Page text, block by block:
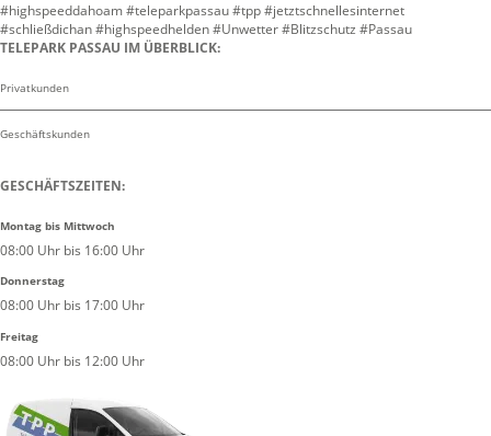
#highspeeddahoam #teleparkpassau #tpp #jetztschnellesinternet
#schließdichan #highspeedhelden #Unwetter #Blitzschutz #Passau
TELEPARK PASSAU IM ÜBERBLICK:
Privatkunden
Geschäftskunden
GESCHÄFTSZEITEN:
Montag bis Mittwoch
08:00 Uhr bis 16:00 Uhr
Donnerstag
08:00 Uhr bis 17:00 Uhr
Freitag
08:00 Uhr bis 12:00 Uhr